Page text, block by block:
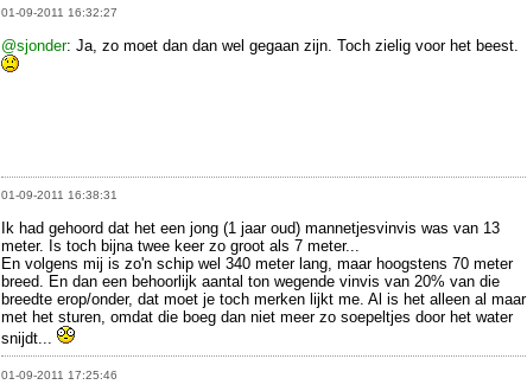
01-09-2011 16:32:27
@sjonder: Ja, zo moet dan dan wel gegaan zijn. Toch zielig voor het beest.
01-09-2011 16:38:31
Ik had gehoord dat het een jong (1 jaar oud) mannetjesvinvis was van 13
meter. Is toch bijna twee keer zo groot als 7 meter...
En volgens mij is zo'n schip wel 340 meter lang, maar hoogstens 70 meter
breed. En dan een behoorlijk aantal ton wegende vinvis van 20% van die
breedte erop/onder, dat moet je toch merken lijkt me. Al is het alleen al maar
met het sturen, omdat die boeg dan niet meer zo soepeltjes door het water
snijdt...
01-09-2011 17:25:46